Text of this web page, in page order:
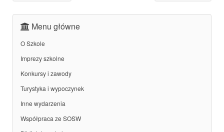
Menu główne
O Szkole
Imprezy szkolne
Konkursy i zawody
Turystyka i wypoczynek
Inne wydarzenia
Współpraca ze SOSW